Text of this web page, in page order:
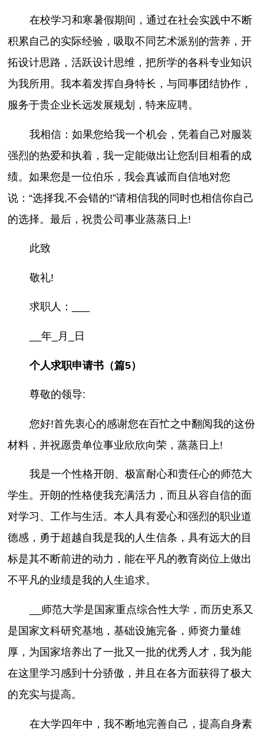
在校学习和寒暑假期间，通过在社会实践中不断
积累自己的实际经验，吸取不同艺术派别的营养，开
拓设计思路，活跃设计思维，把所学的各科专业知识
为我所用。我本着发挥自身特长，与同事团结协作，
服务于贵企业长远发展规划，特来应聘。
我相信：如果您给我一个机会，凭着自己对服装
强烈的热爱和执着，我一定能做出让您刮目相看的成
绩。如果您是一位伯乐，我会真诚而自信地对您
说：“选择我,不会错的!”请相信我的同时也相信你自己
的选择。最后，祝贵公司事业蒸蒸日上!
此致
敬礼!
求职人：___
__年_月_日
个人求职申请书（篇5）
尊敬的领导:
您好!首先衷心的感谢您在百忙之中翻阅我的这份
材料，并祝愿贵单位事业欣欣向荣，蒸蒸日上!
我是一个性格开朗、极富耐心和责任心的师范大
学生。开朗的性格使我充满活力，而且从容自信的面
对学习、工作与生活。本人具有爱心和强烈的职业道
德感，勇于超越自我是我的人生信条，具有远大的目
标是其不断前进的动力，能在平凡的教育岗位上做出
不平凡的业绩是我的人生追求。
__师范大学是国家重点综合性大学，而历史系又
是国家文科研究基地，基础设施完备，师资力量雄
厚，为国家培养出了一批又一批的优秀人才，我为能
在这里学习感到十分骄傲，并且在各方面获得了极大
的充实与提高。
在大学四年中，我不断地完善自己，提高自身素